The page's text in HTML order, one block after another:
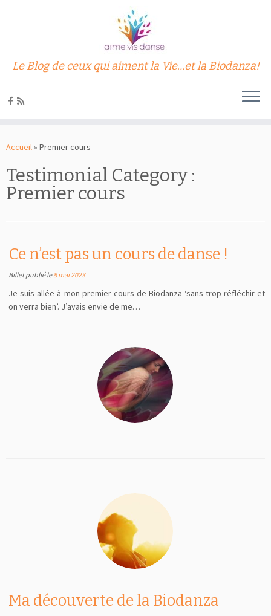
au
Le Blog de ceux qui aiment la Vie…et la Biodanza!
Accueil» Premier cours
Testimonial Category :
Premier cours
Ce n’est pas un cours de danse !
Billet publié le8 mai 2023
Je suis allée à mon premier cours de Biodanza ‘sans trop réfléchir et
on verra bien’. J’avais envie de me…
Ma découverte de la Biodanza